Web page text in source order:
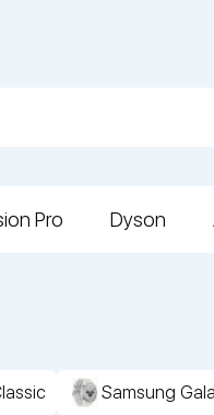
Pro Dyson
Samsung